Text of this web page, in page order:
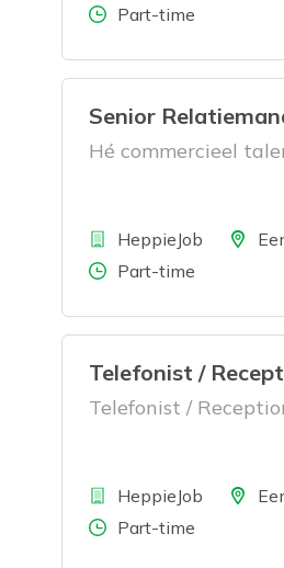
Aantal uren
Part-time
Senior
Hé commercieel
BedrijfHeppieJob Locatie
Aantal uren
Part-time
Telefonist /
Telefonist /
BedrijfHeppieJob Locatie
Aantal uren
Part-time